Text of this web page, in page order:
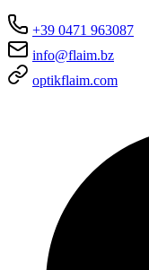
+39 0471 963087
info@flaim.bz
optikflaim.com